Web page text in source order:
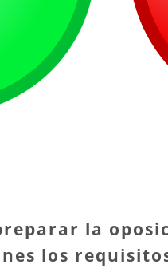
la
los